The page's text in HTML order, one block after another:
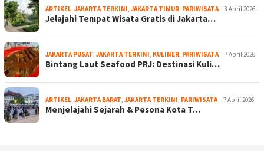
ARTIKEL, JAKARTA TERKINI, JAKARTA TIMUR, PARIWISATA 8 April 2026
Jelajahi Tempat Wisata Gratis di Jakarta…
JAKARTA PUSAT, JAKARTA TERKINI, KULINER, PARIWISATA 7 April 2026
Bintang Laut Seafood PRJ: Destinasi Kuli…
ARTIKEL, JAKARTA BARAT, JAKARTA TERKINI, PARIWISATA 7 April 2026
Menjelajahi Sejarah & Pesona Kota T…